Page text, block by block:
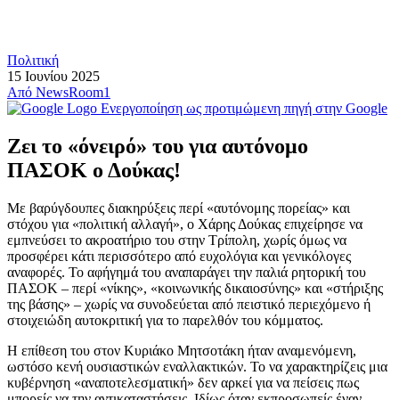
Πολιτική
15 Ιουνίου 2025
Από NewsRoom1
Ενεργοποίηση ως προτιμώμενη πηγή στην Google
Ζει το «όνειρό» του για αυτόνομο
ΠΑΣΟΚ ο Δούκας!
Με βαρύγδουπες διακηρύξεις περί «αυτόνομης πορείας» και
στόχου για «πολιτική αλλαγή», ο Χάρης Δούκας επιχείρησε να
εμπνεύσει το ακροατήριο του στην Τρίπολη, χωρίς όμως να
προσφέρει κάτι περισσότερο από ευχολόγια και γενικόλογες
αναφορές. Το αφήγημά του αναπαράγει την παλιά ρητορική του
ΠΑΣΟΚ – περί «νίκης», «κοινωνικής δικαιοσύνης» και «στήριξης
της βάσης» – χωρίς να συνοδεύεται από πειστικό περιεχόμενο ή
στοιχειώδη αυτοκριτική για το παρελθόν του κόμματος.
Η επίθεση του στον Κυριάκο Μητσοτάκη ήταν αναμενόμενη,
ωστόσο κενή ουσιαστικών εναλλακτικών. Το να χαρακτηρίζεις μια
κυβέρνηση «αναποτελεσματική» δεν αρκεί για να πείσεις πως